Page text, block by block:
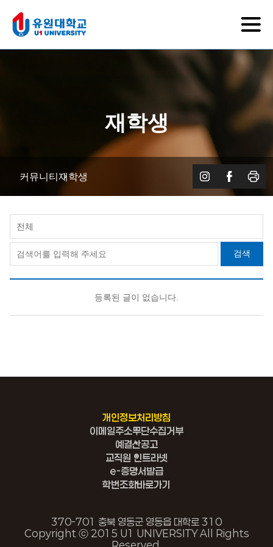
재학생
커뮤니티 재학생
전체
검색
등록된 글이 없습니다.
개인정보처리방침
이메일주소무단수집거부
예결산공고
교직원 인트라넷
e-증명서발급
학번조회바로가기
370-701 충북 영동군 영동읍 대학로 310
Copyright ⓒ 2015 U1 UNIVERSITY All Rights